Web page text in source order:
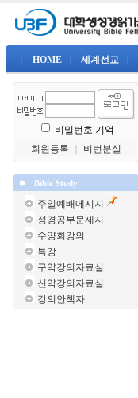
HOME 세계선교
비밀번호 기억
회원등록
비번분실
Bible Study
주일예배메시지
성경공부문제지
수양회강의
특강
구약강의자료실
신약강의자료실
강의안책자